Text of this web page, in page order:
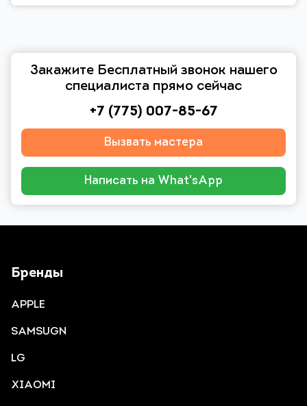
Закажите Бесплатный звонок нашего
специалиста прямо сейчас
+7 (775) 007-85-67
Вызвать мастера
Написать на What'sApp
Бренды
APPLE
SAMSUGN
LG
XIAOMI